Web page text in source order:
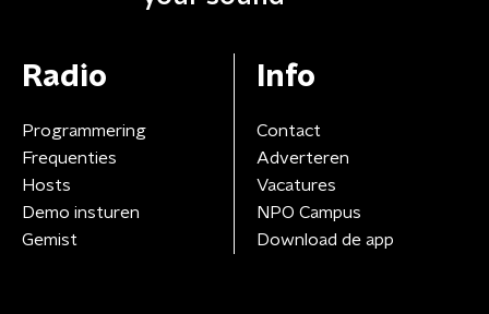
Radio
Programmering
Frequenties
Hosts
Demo insturen
Gemist
Info
Contact
Adverteren
Vacatures
NPO Campus
Download de app